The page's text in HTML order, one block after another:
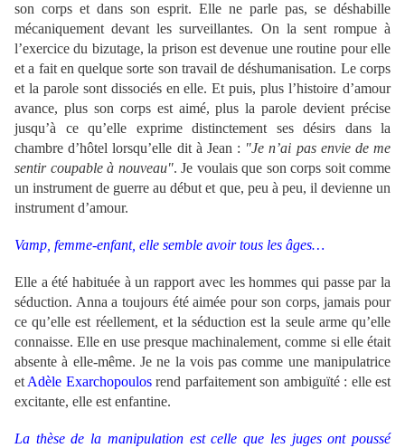
son corps et dans son esprit. Elle ne parle pas, se déshabille
mécaniquement devant les surveillantes. On la sent rompue à
l’exercice du bizutage, la prison est devenue une routine pour elle
et a fait en quelque sorte son travail de déshumanisation. Le corps
et la parole sont dissociés en elle. Et puis, plus l’histoire d’amour
avance, plus son corps est aimé, plus la parole devient précise
jusqu’à ce qu’elle exprime distinctement ses désirs dans la
chambre d’hôtel lorsqu’elle dit à Jean : "Je n’ai pas envie de me
sentir coupable à nouveau". Je voulais que son corps soit comme
un instrument de guerre au début et que, peu à peu, il devienne un
instrument d’amour.
Vamp, femme-enfant, elle semble avoir tous les âges…
Elle a été habituée à un rapport avec les hommes qui passe par la
séduction. Anna a toujours été aimée pour son corps, jamais pour
ce qu’elle est réellement, et la séduction est la seule arme qu’elle
connaisse. Elle en use presque machinalement, comme si elle était
absente à elle-même. Je ne la vois pas comme une manipulatrice
et Adèle Exarchopoulosrend parfaitement son ambiguïté : elle est
excitante, elle est enfantine.
La thèse de la manipulation est celle que les juges ont poussé